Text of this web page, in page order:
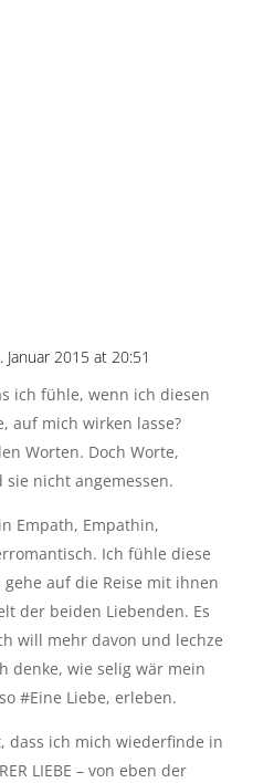
Januar 2015 at 20:51
ich fühle, wenn ich diesen
auf mich wirken lasse?
Worten. Doch Worte,
sie nicht angemessen.
Empath, Empathin,
Ich fühle diese
gehe auf die Reise mit ihnen
der beiden Liebenden. Es
will mehr davon und lechze
denke, wie selig wär mein
#Eine Liebe, erleben.
dass ich mich wiederfinde in
LIEBE – von eben der